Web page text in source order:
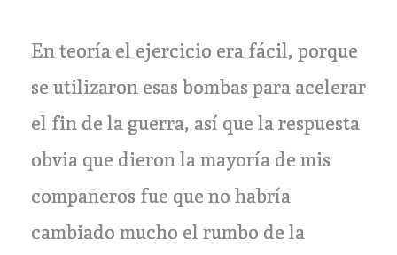
En teoría el ejercicio era fácil, porque
se utilizaron esas bombas para acelerar
el fin de la guerra, así que la respuesta
obvia que dieron la mayoría de mis
compañeros fue que no habría
cambiado mucho el rumbo de la